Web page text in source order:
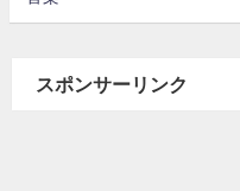
スポンサーリンク